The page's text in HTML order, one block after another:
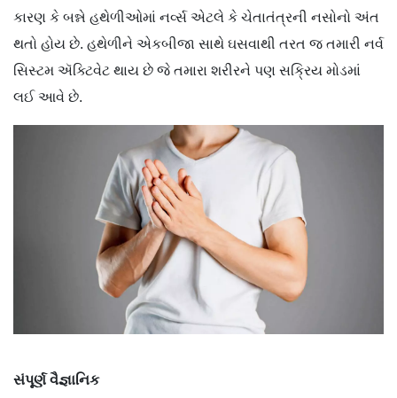
કારણ કે બન્ને હથેળીઓમાં નર્વ્સ એટલે કે ચેતાતંત્રની નસોનો અંત
થતો હોય છે. હથેળીને એકબીજા સાથે ઘસવાથી તરત જ તમારી નર્વ
સિસ્ટમ ઍક્ટિવેટ થાય છે જે તમારા શરીરને પણ સક્રિય મોડમાં
લઈ આવે છે.
સંપૂર્ણ વૈજ્ઞાનિક